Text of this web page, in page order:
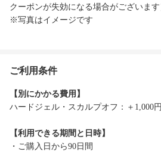
クーポンが失効になる場合がございます
※写真はイメージです
ご利用条件
【別にかかる費用】
ハードジェル・スカルプオフ：＋1,000円
【利用できる期間と日時】
・ご購入日から90日間